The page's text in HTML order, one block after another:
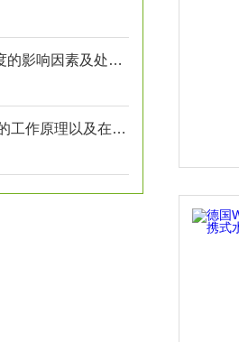
wika压力表测量精度的影响因素及处理方法分析
在线pH计和溶氧仪的工作原理以及在污水处理中的应用